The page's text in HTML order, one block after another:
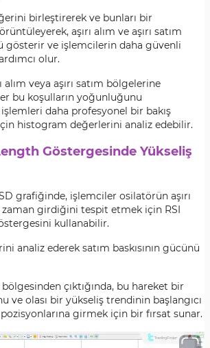
birleştirerek ve bunları bir
aşırı alım ve aşırı satım
gösterir ve işlemcilerin daha güvenli
olur.
veya aşırı satım bölgelerine
bu koşulların yoğunluğunu
daha profesyonel bir bakış
histogram değerlerini analiz edebilir.
Göstergesinde Yükseliş
grafiğinde, işlemciler osilatörün aşırı
zaman girdiğini tespit etmek için RSI
kullanabilir.
analiz ederek satım baskısının gücünü
bölgesinden çıktığında, bu hareket bir
ve olası bir yükseliş trendinin başlangıcı
girmek için bir fırsat sunar.